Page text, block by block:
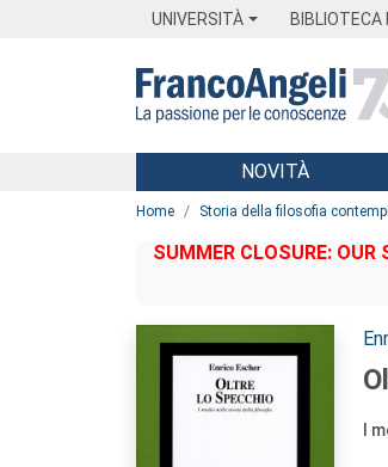
UNIVERSITÀ BIBLIOTECA
Menu
NOVITÀ
Home Storia della filosofia
SUMMER CLOSURE: OUR
I